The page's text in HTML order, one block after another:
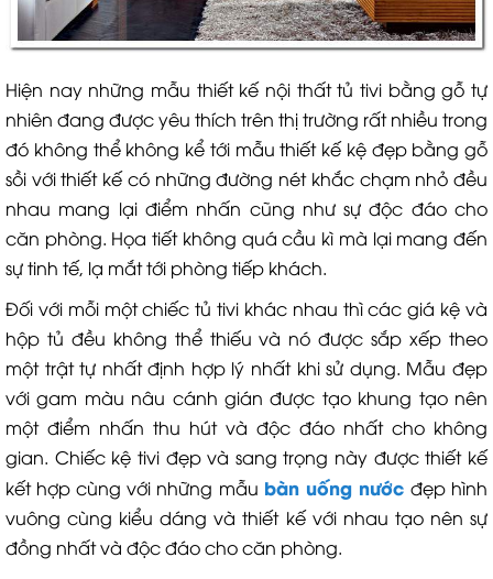
Hiện nay những mẫu thiết kế nội thất tủ tivi bằng gỗ tự
nhiên đang được yêu thích trên thị trường rất nhiều trong
đó không thể không kể tới mẫu thiết kế kệ đẹp bằng gỗ
sồi với thiết kế có những đường nét khắc chạm nhỏ đều
nhau mang lại điểm nhấn cũng như sự độc đáo cho
căn phòng. Họa tiết không quá cầu kì mà lại mang đến
sự tinh tế, lạ mắt tới phòng tiếp khách.
Đối với mỗi một chiếc tủ tivi khác nhau thì các giá kệ và
hộp tủ đều không thể thiếu và nó được sắp xếp theo
một trật tự nhất định hợp lý nhất khi sử dụng. Mẫu đẹp
với gam màu nâu cánh gián được tạo khung tạo nên
một điểm nhấn thu hút và độc đáo nhất cho không
gian. Chiếc kệ tivi đẹp và sang trọng này được thiết kế
kết hợp cùng với những mẫu bàn uống nước đẹp hình
vuông cùng kiểu dáng và thiết kế với nhau tạo nên sự
đồng nhất và độc đáo cho căn phòng.